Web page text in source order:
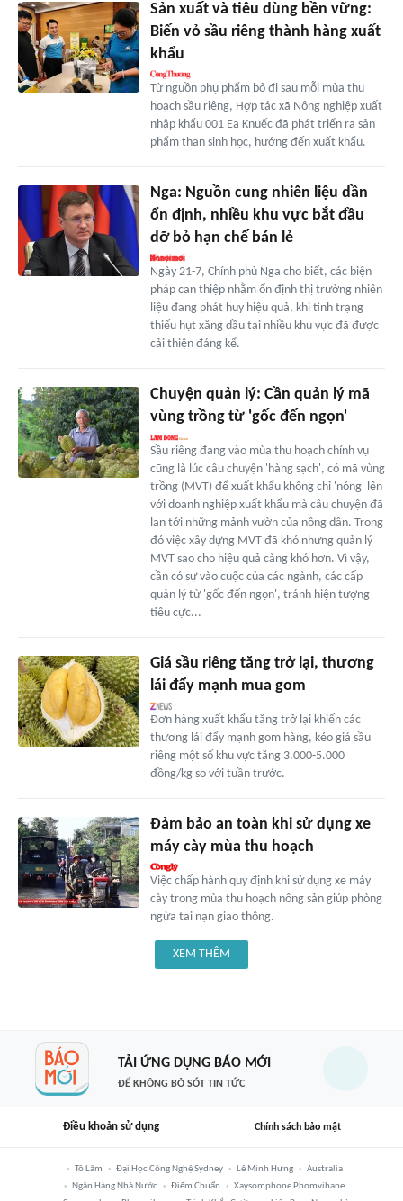
Sản xuất và tiêu dùng bền vững:
Biến vỏ sầu riêng thành hàng xuất
khẩu
Từ nguồn phụ phẩm bỏ đi sau mỗi mùa thu
hoạch sầu riêng, Hợp tác xã Nông nghiệp xuất
nhập khẩu 001 Ea Knuếc đã phát triển ra sản
phẩm than sinh học, hướng đến xuất khẩu.
Nga: Nguồn cung nhiên liệu dần
ổn định, nhiều khu vực bắt đầu
dỡ bỏ hạn chế bán lẻ
Ngày 21-7, Chính phủ Nga cho biết, các biện
pháp can thiệp nhằm ổn định thị trường nhiên
liệu đang phát huy hiệu quả, khi tình trạng
thiếu hụt xăng dầu tại nhiều khu vực đã được
cải thiện đáng kể.
Chuyện quản lý: Cần quản lý mã
vùng trồng từ 'gốc đến ngọn'
Sầu riêng đang vào mùa thu hoạch chính vụ
cũng là lúc câu chuyện 'hàng sạch', có mã vùng
trồng (MVT) để xuất khẩu không chỉ 'nóng' lên
với doanh nghiệp xuất khẩu mà câu chuyện đã
lan tới những mảnh vườn của nông dân. Trong
đó việc xây dựng MVT đã khó nhưng quản lý
MVT sao cho hiệu quả càng khó hơn. Vì vậy,
cần có sự vào cuộc của các ngành, các cấp
quản lý từ 'gốc đến ngọn', tránh hiện tượng
tiêu cực...
Giá sầu riêng tăng trở lại, thương
lái đẩy mạnh mua gom
Đơn hàng xuất khẩu tăng trở lại khiến các
thương lái đẩy mạnh gom hàng, kéo giá sầu
riêng một số khu vực tăng 3.000-5.000
đồng/kg so với tuần trước.
Đảm bảo an toàn khi sử dụng xe
máy cày mùa thu hoạch
Việc chấp hành quy định khi sử dụng xe máy
cày trong mùa thu hoạch nông sản giúp phòng
ngừa tai nạn giao thông.
XEM THÊM
TẢI ỨNG DỤNG BÁO MỚI
ĐỂ KHÔNG BỎ SÓT TIN TỨC
Điều khoản sử dụng Chính sách bảo mật
Tô Lâm Đại Học Công Nghệ Sydney Lê Minh Hưng
Australia
Ngân Hàng Nhà Nước
Điểm Chuẩn
Xaysomphone Phomvihane